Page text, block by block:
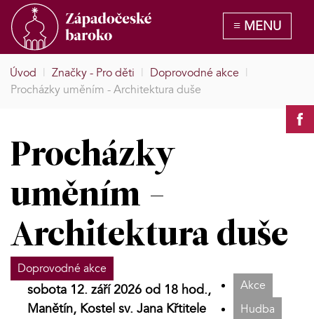
Úvod | Značky - Pro děti | Doprovodné akce |
Procházky uměním - Architektura duše
Procházky
uměním -
Architektura duše
Doprovodné akce
Akce
Hudba
sobota 12. září 2026 od 18 hod.,
Manětín, Kostel sv. Jana Křtitele